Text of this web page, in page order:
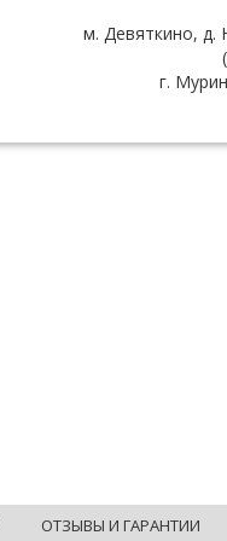
м. Девяткино, д.
г.
ОТЗЫВЫ И ГАРАНТИИ